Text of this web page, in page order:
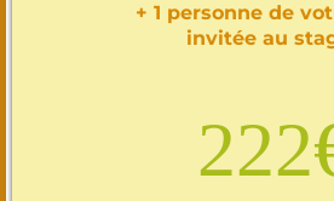
+ 1 personne de
invitée au